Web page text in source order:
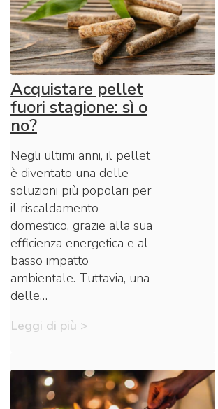
Acquistare pellet
fuori stagione: sì o
no?
Negli ultimi anni, il pellet
è diventato una delle
soluzioni più popolari per
il riscaldamento
domestico, grazie alla sua
efficienza energetica e al
basso impatto
ambientale. Tuttavia, una
delle…
Leggi di più >